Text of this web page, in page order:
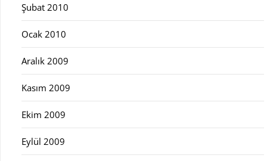
Şubat 2010
Ocak 2010
Aralık 2009
Kasım 2009
Ekim 2009
Eylül 2009